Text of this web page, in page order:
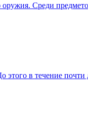
Среди
в течение